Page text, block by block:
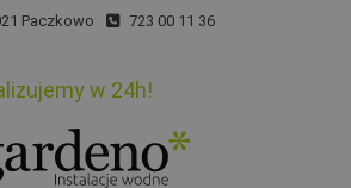
Paczkowo
723 00 11 36
w 24h!